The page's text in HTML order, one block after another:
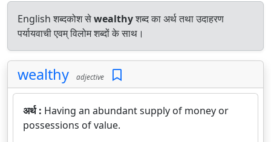
English शब्दकोश सेwealthyशब्द का अर्थ तथा उदाहरण
पर्यायवाची एवम् विलोम शब्दों के साथ।
wealthy adjective
अर्थ : Having an abundant supply of money or
possessions of value.